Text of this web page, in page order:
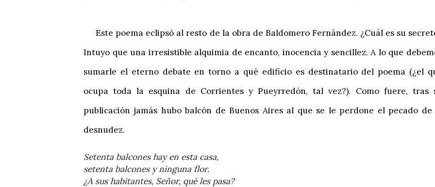
Este poema eclipsó al resto de la obra de Baldomero Fernández. ¿Cuál es su
Intuyo que una irresistible alquimia de encanto, inocencia y sencillez. A lo que
sumarle el eterno debate en torno a qué edificio es destinatario del poema (¿el
ocupa toda la esquina de Corrientes y Pueyrredón, tal vez?). Como fuere, tras
publicación jamás hubo balcón de Buenos Aires al que se le perdone el pecado de
desnudez.
Setenta balcones hay en esta casa,
setenta balcones y ninguna flor.
¿A sus habitantes, Señor, qué les pasa?